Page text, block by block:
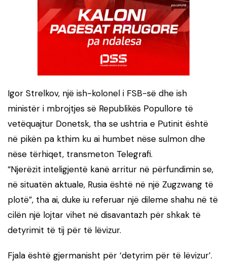
Igor Strelkov, një ish-kolonel i FSB-së dhe ish
ministër i mbrojtjes së Republikës Popullore të
vetëquajtur Donetsk, tha se ushtria e Putinit është
në pikën pa kthim ku ai humbet nëse sulmon dhe
nëse tërhiqet, transmeton Telegrafi.
“Njerëzit inteligjentë kanë arritur në përfundimin se,
në situatën aktuale, Rusia është në një Zugzwang të
plotë”, tha ai, duke iu referuar një dileme shahu në të
cilën një lojtar vihet në disavantazh për shkak të
detyrimit të tij për të lëvizur.
Fjala është gjermanisht për ‘detyrim për të lëvizur’.